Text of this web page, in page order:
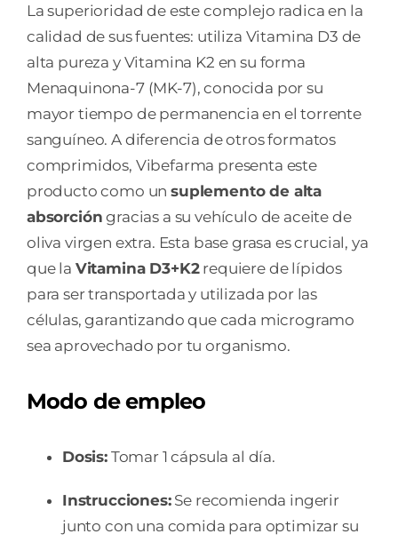
La superioridad de este complejo radica en la
calidad de sus fuentes: utiliza Vitamina D3 de
alta pureza y Vitamina K2 en su forma
Menaquinona-7 (MK-7), conocida por su
mayor tiempo de permanencia en el torrente
sanguíneo. A diferencia de otros formatos
comprimidos, Vibefarma presenta este
producto como unsuplemento de alta
absorción gracias a su vehículo de aceite de
oliva virgen extra. Esta base grasa es crucial, ya
que la Vitamina D3+K2requiere de lípidos
para ser transportada y utilizada por las
células, garantizando que cada microgramo
sea aprovechado por tu organismo.
Modo de empleo
Dosis:Tomar 1 cápsula al día.
Instrucciones:Se recomienda ingerir
junto con una comida para optimizar su